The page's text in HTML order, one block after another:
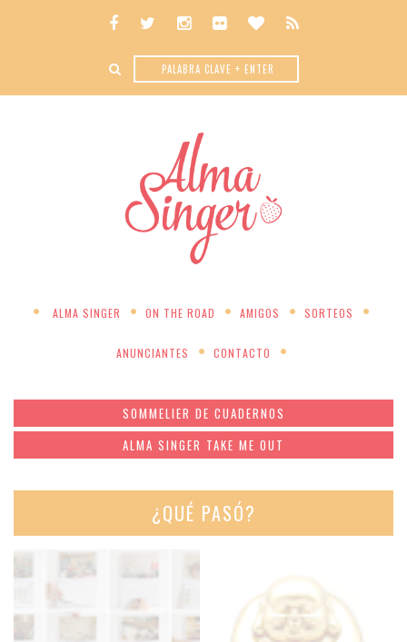
ALMA SINGER ON THE ROAD AMIGOS SORTEOS
ANUNCIANTES CONTACTO
SOMMELIER DE CUADERNOS
ALMA SINGER TAKE ME OUT
¿QUÉ PASÓ?